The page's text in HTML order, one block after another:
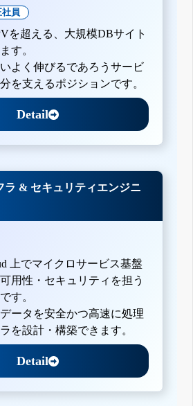
社員
を超える、大規模DBサイト
す。
よく伸びるであろうサービ
を支えるポジションです。
Detail
ラ & セキュリティエンジニ
上でマイクロサービス基盤
用性・セキュリティを担う
す。
ータを安全かつ高速に処理
を設計・構築できます。
Detail